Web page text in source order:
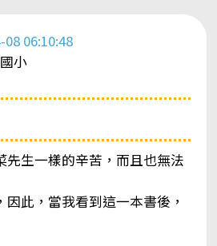
06:10:48
小
先生一樣的辛苦，而且也無法
此，當我看到這一本書後，